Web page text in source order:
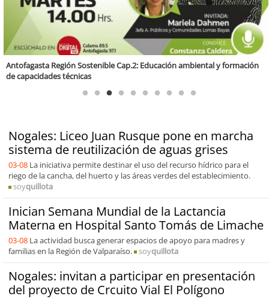
Valparaíso Región Sostenible Cap. 83: Calidad, ética y sostenibilidad
Nogales: Liceo Juan Rusque pone en marcha
sistema de reutilización de aguas grises
03-08 La iniciativa permite destinar el uso del recurso hídrico para el
riego de la cancha, del huerto y las áreas verdes del establecimiento.
soyquillota
Inician Semana Mundial de la Lactancia
Materna en Hospital Santo Tomás de Limache
03-08 La actividad busca generar espacios de apoyo para madres y
familias en la Región de Valparaíso.
soyquillota
Nogales: invitan a participar en presentación
del proyecto de Crcuito Vial El Polígono